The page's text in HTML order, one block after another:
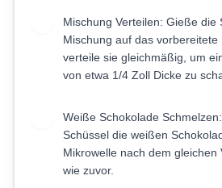
Mischung Verteilen: Gieße die
Mischung auf das vorbereitete
verteile sie gleichmäßig, um
von etwa 1/4 Zoll Dicke zu
Weiße Schokolade
Schüssel die weißen
Mikrowelle nach dem gleichen
wie zuvor.